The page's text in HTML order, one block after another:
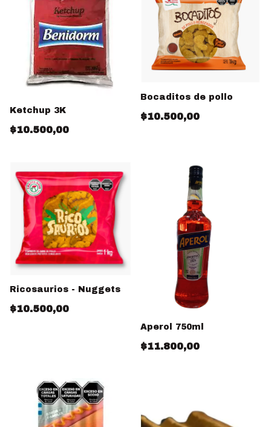
Ketchup 3K
$10.500,00
Bocaditos de pollo
$10.500,00
Ricosaurios - Nuggets
$10.500,00
Aperol 750ml
$11.800,00